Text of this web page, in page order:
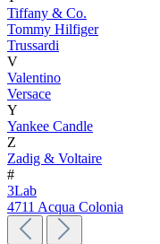
Tiffany & Co.
Tommy Hilfiger
Trussardi
V
Valentino
Versace
Y
Yankee Candle
Z
Zadig & Voltaire
#
3Lab
4711 Acqua Colonia